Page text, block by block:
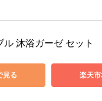
ル 沐浴ガーゼ セット
見る 楽天